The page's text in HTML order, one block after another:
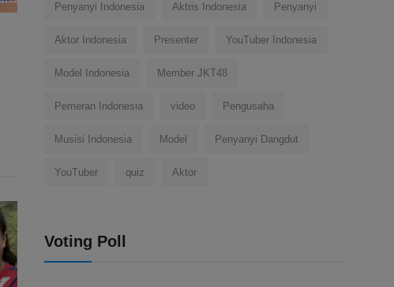
Penyanyi Indonesia Aktris Indonesia Penyanyi
Aktor Indonesia Presenter YouTuber Indonesia
Model Indonesia Member JKT48
Pemeran Indonesia video Pengusaha
Musisi Indonesia Model Penyanyi Dangdut
YouTuber quiz Aktor
Voting Poll